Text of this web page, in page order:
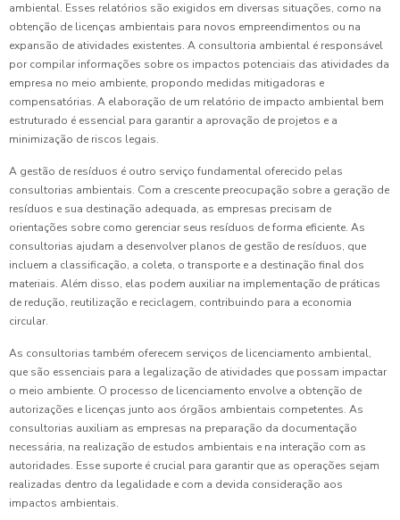
ambiental. Esses relatórios são exigidos em diversas situações, como na
obtenção de licenças ambientais para novos empreendimentos ou na
expansão de atividades existentes. A consultoria ambiental é responsável
por compilar informações sobre os impactos potenciais das atividades da
empresa no meio ambiente, propondo medidas mitigadoras e
compensatórias. A elaboração de um relatório de impacto ambiental bem
estruturado é essencial para garantir a aprovação de projetos e a
minimização de riscos legais.
A gestão de resíduos é outro serviço fundamental oferecido pelas
consultorias ambientais. Com a crescente preocupação sobre a geração de
resíduos e sua destinação adequada, as empresas precisam de
orientações sobre como gerenciar seus resíduos de forma eficiente. As
consultorias ajudam a desenvolver planos de gestão de resíduos, que
incluem a classificação, a coleta, o transporte e a destinação final dos
materiais. Além disso, elas podem auxiliar na implementação de práticas
de redução, reutilização e reciclagem, contribuindo para a economia
circular.
As consultorias também oferecem serviços de licenciamento ambiental,
que são essenciais para a legalização de atividades que possam impactar
o meio ambiente. O processo de licenciamento envolve a obtenção de
autorizações e licenças junto aos órgãos ambientais competentes. As
consultorias auxiliam as empresas na preparação da documentação
necessária, na realização de estudos ambientais e na interação com as
autoridades. Esse suporte é crucial para garantir que as operações sejam
realizadas dentro da legalidade e com a devida consideração aos
impactos ambientais.